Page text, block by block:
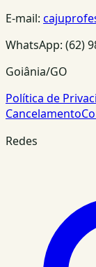
E-mail:
WhatsApp: (62)
Goiânia/GO
Política de
Cancelamento
Redes